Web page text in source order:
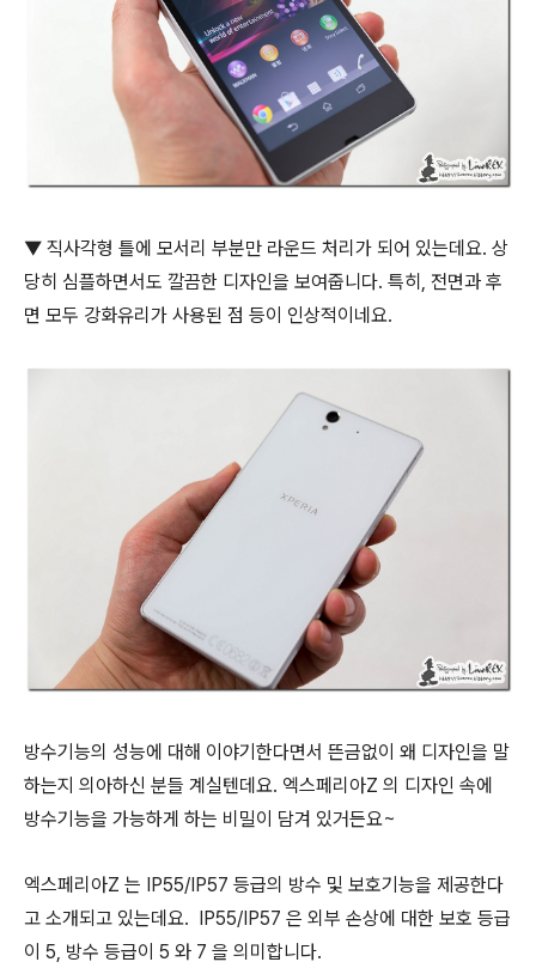
▼ 직사각형 틀에 모서리 부분만 라운드 처리가 되어 있는데요. 상
당히 심플하면서도 깔끔한 디자인을 보여줍니다. 특히, 전면과 후
면 모두 강화유리가 사용된 점 등이 인상적이네요.
방수기능의 성능에 대해 이야기한다면서 뜬금없이 왜 디자인을 말
하는지 의아하신 분들 계실텐데요. 엑스페리아Z 의 디자인 속에
방수기능을 가능하게 하는 비밀이 담겨 있거든요~
엑스페리아Z 는 IP55/IP57 등급의 방수 및 보호기능을 제공한다
고 소개되고 있는데요. IP55/IP57 은 외부 손상에 대한 보호 등급
이 5, 방수 등급이 5 와 7 을 의미합니다.